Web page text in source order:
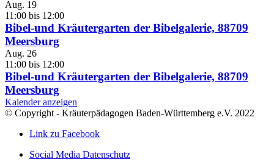
Aug. 19
11:00 bis 12:00
Bibel-und Kräutergarten der Bibelgalerie, 88709
Meersburg
Aug. 26
11:00 bis 12:00
Bibel-und Kräutergarten der Bibelgalerie, 88709
Meersburg
Kalender anzeigen
© Copyright - Kräuterpädagogen Baden-Württemberg e.V. 2022
Link zu Facebook
Social Media Datenschutz